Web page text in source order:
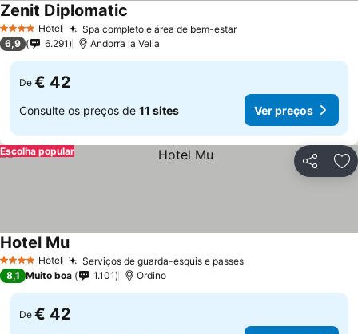
4 EstrelasHotel Spa completo e área de bem-estarVer preços
Zenit Diplomatic
6,9 6.291 Andorra la Vella
De € 42
Consulte os preços de 11 sites Ver preços
Partilhar
Escolha popular
4 EstrelasHotel Serviços de guarda-esquis e passesVer preços
Hotel MuVer preços
8,1 Muito boa 1.101 Ordino
De € 42